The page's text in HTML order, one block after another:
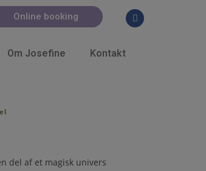
Online booking
Om Josefine Kontakt
del af et magisk univers